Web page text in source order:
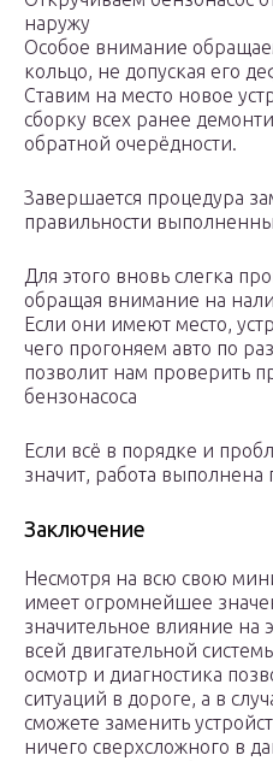
наружу
Особое внимание
кольцо, не допуская его
Ставим на место новое
сборку всех ранее
обратной очерёдности.
Завершается процедура
правильности
Для этого вновь слегка
обращая внимание на
Если они имеют место,
чего прогоняем авто по
позволит нам проверить
бензонасоса
Если всё в порядке и
значит, работа выполнена
Заключение
Несмотря на всю свою
имеет огромнейшее
значительное влияние на
всей двигательной
осмотр и диагностика
ситуаций в дороге, а в
сможете заменить
ничего сверхсложного в